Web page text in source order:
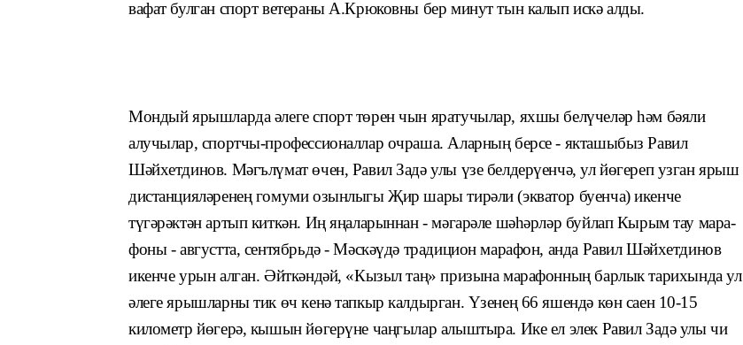
вафат булган спорт ветераны А.Крюковны бер минут тын калып искә алды.
Мондый ярышларда әлеге спорт төрен чын яратучылар, яхшы белүчеләр һәм бәяли
алучылар, спортчы-профессионаллар оч­раша. Аларның берсе - якташыбыз Равил
Шәйхетдинов. Мәгълүмат өчен, Равил Задә улы үзе белдерүенчә, ул йөгереп узган ярыш
дистанцияләренең гомуми озынлыгы Җир шары тирәли (экватор буенча) икенче
түгәрәктән артып киткән. Иң яңаларыннан - мәгарәле шәһәрләр буйлап Кырым тау мара­
фоны - августта, сентябрьдә - Мәскәүдә тра­дицион марафон, анда Равил Шәйхетдинов
икенче урын алган. Әйткәндәй, «Кызыл таң»призына марафонның барлык тарихында ул
әлеге ярышларны тик өч кенә тапкыр калдырган. Үзенең 66 яшендә көн саен 10-15
километр йөгерә, кышын йөгерүне чаңгылар алыштыра. Ике ел элек Равил Задә улы чи